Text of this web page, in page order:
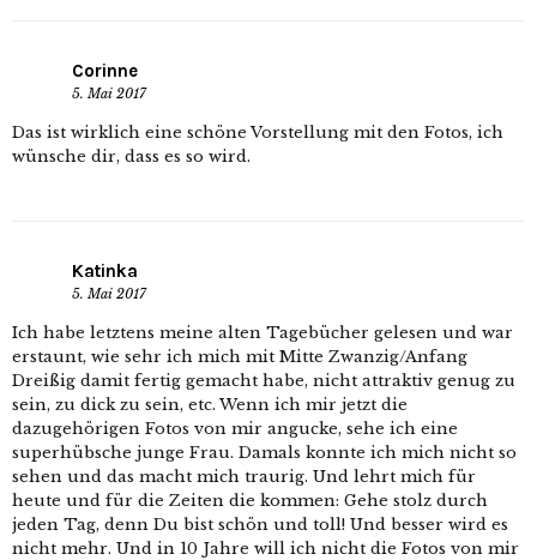
Corinne
5. Mai 2017
Das ist wirklich eine schöne Vorstellung mit den Fotos, ich
wünsche dir, dass es so wird.
Katinka
5. Mai 2017
Ich habe letztens meine alten Tagebücher gelesen und war
erstaunt, wie sehr ich mich mit Mitte Zwanzig/Anfang
Dreißig damit fertig gemacht habe, nicht attraktiv genug zu
sein, zu dick zu sein, etc. Wenn ich mir jetzt die
dazugehörigen Fotos von mir angucke, sehe ich eine
superhübsche junge Frau. Damals konnte ich mich nicht so
sehen und das macht mich traurig. Und lehrt mich für
heute und für die Zeiten die kommen: Gehe stolz durch
jeden Tag, denn Du bist schön und toll! Und besser wird es
nicht mehr. Und in 10 Jahre will ich nicht die Fotos von mir